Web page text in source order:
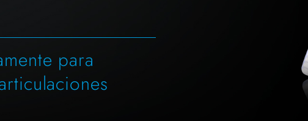
para